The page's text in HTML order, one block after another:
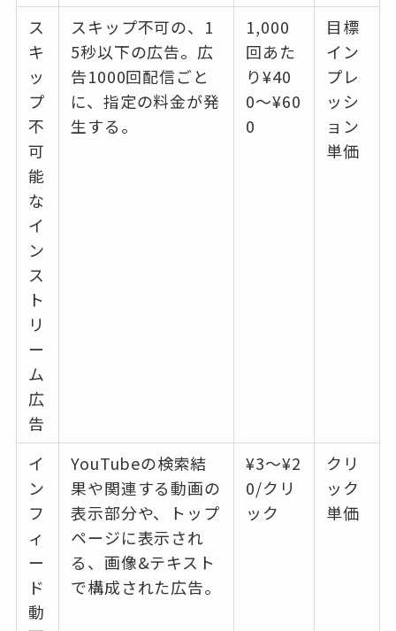
ス
キ
ッ
プ
不
可
能
な
イ
ン
ス
ト
リ
ー
ム
広
告
スキップ不可の、1
5秒以下の広告。広
告1000回配信ごと
に、指定の料金が発
生する。
1,000
回あた
り¥40
0〜¥60
0
目標
イン
プレ
ッシ
ョン
単価
イ
ン
フ
ィ
ー
ド
動
YouTubeの検索結
果や関連する動画の
表示部分や、トップ
ページに表示され
る、画像&テキスト
で構成された広告。
¥3〜¥2
0/クリ
ック
クリ
ック
単価